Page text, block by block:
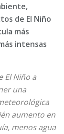
de El Niño
más
intensas
El Niño a
una
aumento en
menos agua